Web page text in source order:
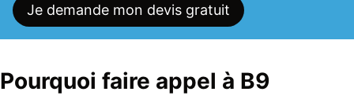
Je demande mon devis gratuit
Pourquoi faire appel à B9